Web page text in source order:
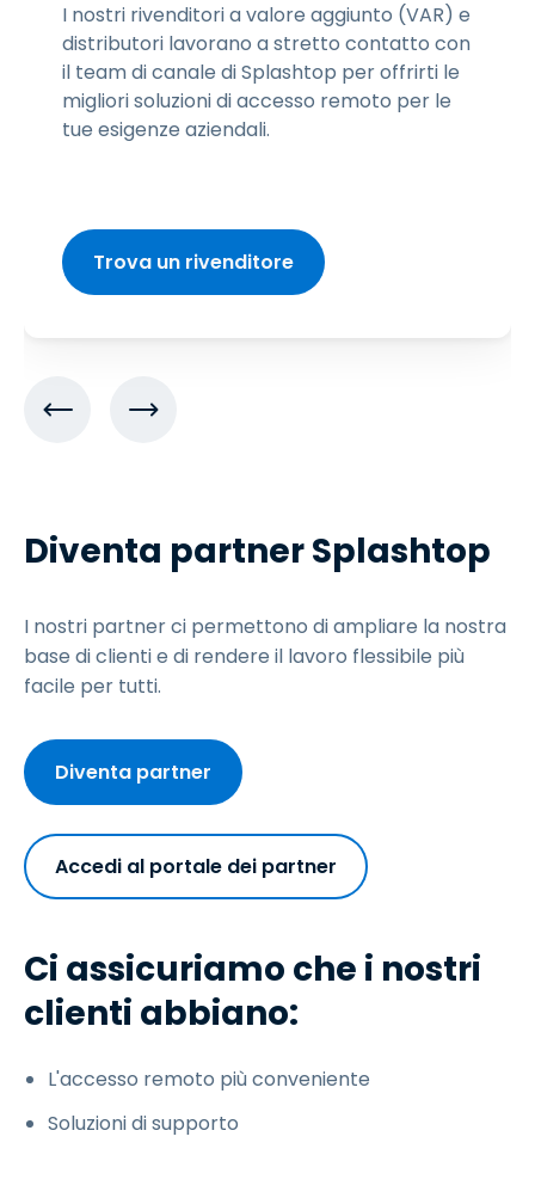
I nostri rivenditori a valore aggiunto (VAR) e
distributori lavorano a stretto contatto con
il team di canale di Splashtop per offrirti le
migliori soluzioni di accesso remoto per le
tue esigenze aziendali.
Trova un rivenditore
Diventa partner Splashtop
I nostri partner ci permettono di ampliare la nostra
base di clienti e di rendere il lavoro flessibile più
facile per tutti.
Diventa partner
Accedi al portale dei partner
Ci assicuriamo che i nostri
clienti abbiano:
L'accesso remoto più conveniente
Soluzioni di supporto